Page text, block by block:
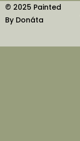
© 2025 Painted
By Donáta